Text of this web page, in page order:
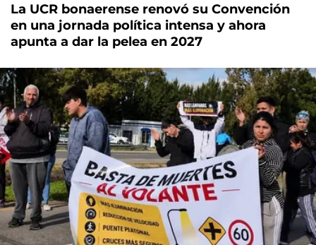
La UCR bonaerense renovó su Convención
en una jornada política intensa y ahora
apunta a dar la pelea en 2027